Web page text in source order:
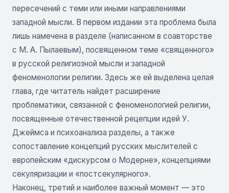
пересечений с теми или иными направлениями
западной мысли. В первом издании эта проблема была
лишь намечена в разделе (написанном в соавторстве
с М. А. Пылаевым), посвященном теме «священного»
в русской религиозной мысли и западной
феноменологии религии. Здесь же ей выделена целая
глава, где читатель найдет расширение
проблематики, связанной с феноменологией религии,
посвященные отечественной рецепции идей У.
Джеймса и психоанализа разделы, а также
сопоставление концепций русских мыслителей с
европейским «дискурсом о Модерне», концепциями
секуляризации и «постсекулярного».
Наконец, третий и наиболее важный момент — это